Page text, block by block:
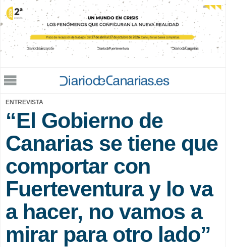
Jump to navigation
ENTREVISTA
“El Gobierno de
Canarias se tiene que
comportar con
Fuerteventura y lo va
a hacer, no vamos a
mirar para otro lado”